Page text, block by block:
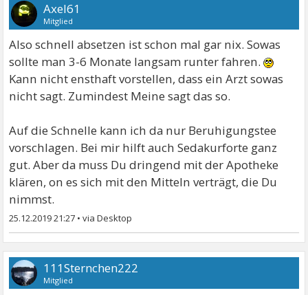
Axel61
Mitglied
Also schnell absetzen ist schon mal gar nix. Sowas
sollte man 3-6 Monate langsam runter fahren.
Kann nicht ensthaft vorstellen, dass ein Arzt sowas
nicht sagt. Zumindest Meine sagt das so.
Auf die Schnelle kann ich da nur Beruhigungstee
vorschlagen. Bei mir hilft auch Sedakurforte ganz
gut. Aber da muss Du dringend mit der Apotheke
klären, on es sich mit den Mitteln verträgt, die Du
nimmst.
25.12.2019 21:27 •
111Sternchen222
Mitglied